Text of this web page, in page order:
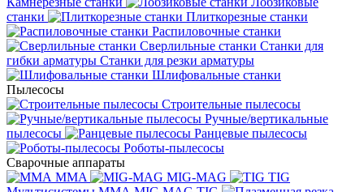
станки
Плиткорезные станки
Распиловочные станки
Сверлильные станки Станки для
гибки арматуры Станки для резки арматуры
Шлифовальные станки
Пылесосы
Строительные пылесосы
Ручные/вертикальные
пылесосы
Ранцевые пылесосы
Роботы-пылесосы
Сварочные аппараты
MMA
MIG-MAG
TIG